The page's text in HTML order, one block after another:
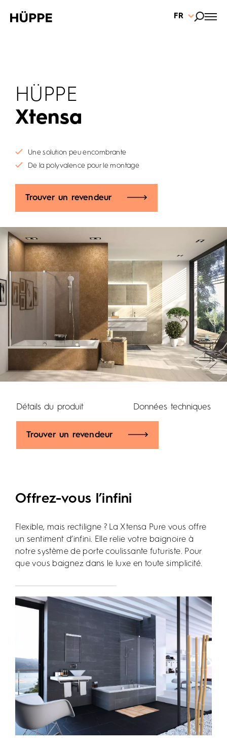
FR
HÜPPE
Xtensa
Une solution peu encombrante
De la polyvalence pour le montage
Trouver un revendeur
Détails du produit Données techniques
Trouver un revendeur
Offrez-vous l’infini
Flexible, mais rectiligne ? La Xtensa Pure vous offre
un sentiment d’infini. Elle relie votre baignoire à
notre système de porte coulissante futuriste. Pour
que vous baignez dans le luxe en toute simplicité.